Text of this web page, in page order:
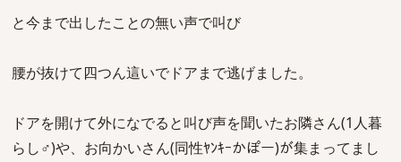
と今まで出したことの無い声で叫び
腰が抜けて四つん這いでドアまで逃げました。
ドアを開けて外になでると叫び声を聞いたお隣さん(1人暮
らし♂)や、お向かいさん(同性ﾔﾝｷｰかぽー)が集まってまし